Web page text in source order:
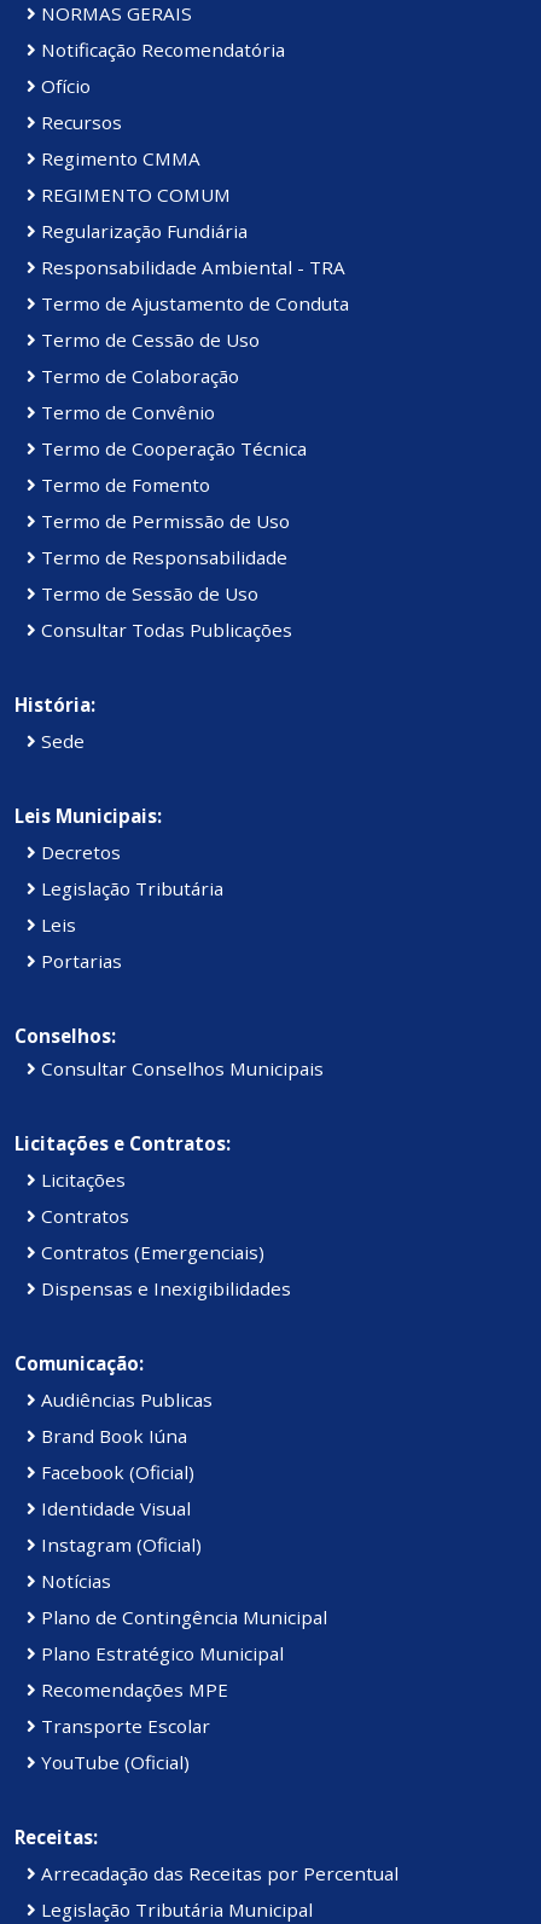
NORMAS GERAIS
Notificação Recomendatória
Ofício
Recursos
Regimento CMMA
REGIMENTO COMUM
Regularização Fundiária
Responsabilidade Ambiental - TRA
Termo de Ajustamento de Conduta
Termo de Cessão de Uso
Termo de Colaboração
Termo de Convênio
Termo de Cooperação Técnica
Termo de Fomento
Termo de Permissão de Uso
Termo de Responsabilidade
Termo de Sessão de Uso
Consultar Todas Publicações
História:
Sede
Leis Municipais:
Decretos
Legislação Tributária
Leis
Portarias
Conselhos:
Consultar Conselhos Municipais
Licitações e Contratos:
Licitações
Contratos
Contratos (Emergenciais)
Dispensas e Inexigibilidades
Comunicação:
Audiências Publicas
Brand Book Iúna
Facebook (Oficial)
Identidade Visual
Instagram (Oficial)
Notícias
Plano de Contingência Municipal
Plano Estratégico Municipal
Recomendações MPE
Transporte Escolar
YouTube (Oficial)
Receitas:
Arrecadação das Receitas por Percentual
Legislação Tributária Municipal